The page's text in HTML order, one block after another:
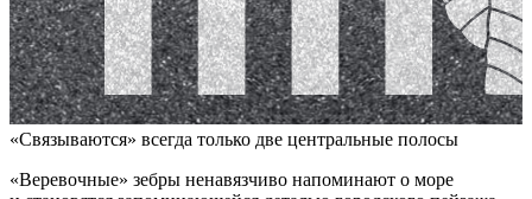
«Связываются» всегда только две центральные полосы
«Веревочные» зебры ненавязчиво напоминают о море